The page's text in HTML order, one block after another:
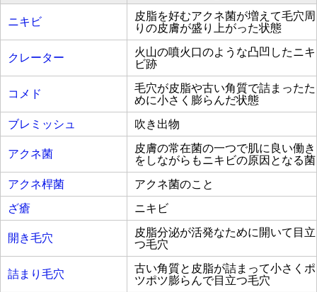
ニキビ
皮脂を好むアクネ菌が増えて毛穴周
りの皮膚が盛り上がった状態
クレーター
火山の噴火口のような凸凹したニキ
ビ跡
コメド
毛穴が皮脂や古い角質で詰まったた
めに小さく膨らんだ状態
ブレミッシュ
吹き出物
アクネ菌
皮膚の常在菌の一つで肌に良い働き
をしながらもニキビの原因となる菌
アクネ桿菌
アクネ菌のこと
ざ瘡
ニキビ
開き毛穴
皮脂分泌が活発なために開いて目立
つ毛穴
詰まり毛穴
古い角質と皮脂が詰まって小さくポ
ツポツ膨らんで目立つ毛穴